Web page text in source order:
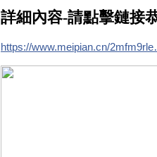
詳細內容-請點擊鏈接
https://www.meipian.cn/